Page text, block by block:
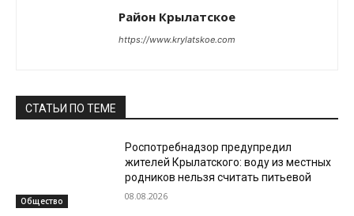
Район Крылатское
https://www.krylatskoe.com
СТАТЬИ ПО ТЕМЕ
Общество
Роспотребнадзор предупредил
жителей Крылатского: воду из местных
родников нельзя считать питьевой
08.08.2026